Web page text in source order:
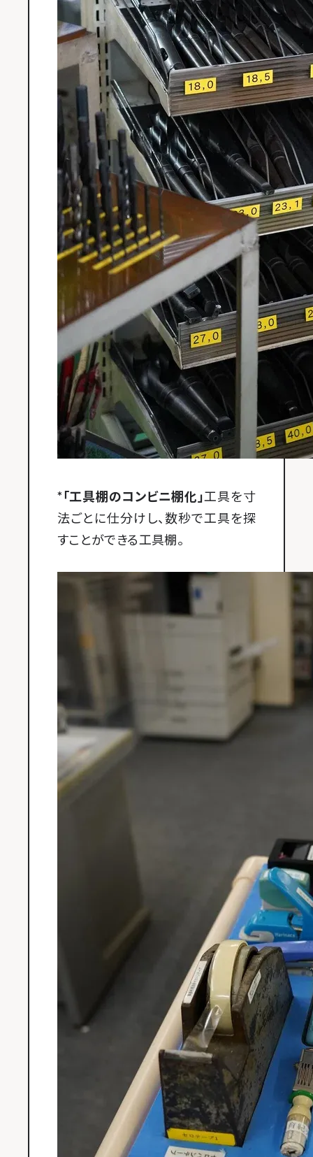
*「工具棚のコンビニ棚化」工具を寸
法ごとに仕分けし、数秒で工具を探
すことができる工具棚。